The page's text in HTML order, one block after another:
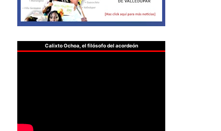
Calixto Ochoa, el filósofo del acordeón